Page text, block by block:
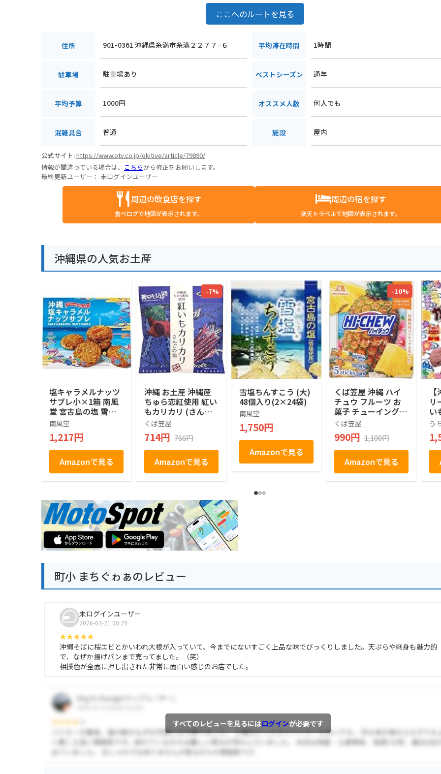
ここへのルートを見る
住所 901-0361 沖縄県糸満市糸満２２７７−６ 平均滞在時間 1時間
駐車場 駐車場あり ベストシーズン 通年
平均予算 1000円 オススメ人数 何人でも
混雑具合 普通 施設 屋内
公式サイト:https://www.otv.co.jp/okitive/article/79890/
情報が間違っている場合は、 こちらから修正をお願いします。
最終更新ユーザー： 未ログインユーザー
周辺の飲食店を探す
食べログで地図が表示されます。
周辺の宿を探す
楽天トラベルで地図が表示されます。
沖縄県の人気お土産
塩キャラメルナッツ
サブレ小×1箱 南風
堂 宮古島の塩 雪塩
使用 さくさく食感
お土産
南風堂
1,217円
Amazonで見る
-7%
沖縄 お土産 沖縄産
ちゅら恋紅使用 紅い
もカリカリ (さんご
の塩)
くば笠屋
714円 766円
Amazonで見る
雪塩ちんすこう (大)
48個入り(2×24袋)
南風堂
1,750円
Amazonで見る
-10%
くば笠屋 沖縄 ハイ
チュウ フルーツ お
菓子 チューイングキ
ャンディ おやつ 手
土産 お土産 沖縄限
定 ハイチュウ 1本12
粒ｘ5本入 (パイナッ
プル)
くば笠屋
990円 1,100円
Amazonで見る
リ
い
な
標
ケ
う
町小 まちぐゎぁのレビュー
未ログインユーザー
2026-03-21 00:29
沖縄そばに桜エビとかいわれ大根が入っていて、今までにないすごく上品な味でびっくりしました。天ぷらや刺身も魅力的
で、なぜか揚げパンまで売ってました。（笑）
相撲色が全面に押し出された非常に面白い感じのお店でした。
すべてのレビューを見るにはログインが必要です